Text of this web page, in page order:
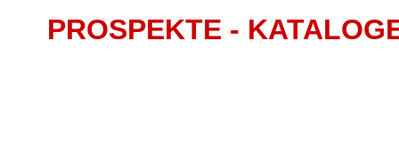
PROSPEKTE -